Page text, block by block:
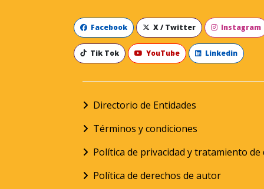
Facebook X / Twitter Instagram
Tik Tok YouTube Linkedin
Directorio de Entidades
Términos y condiciones
Política de privacidad y tratamiento
Política de derechos de autor